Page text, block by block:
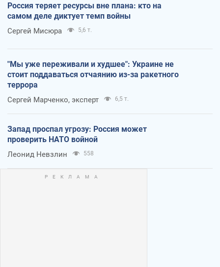
Россия теряет ресурсы вне плана: кто на
самом деле диктует темп войны
Сергей Мисюра 5,6 т.
"Мы уже переживали и худшее": Украине не
стоит поддаваться отчаянию из-за ракетного
террора
Сергей Марченко, эксперт 6,5 т.
Запад проспал угрозу: Россия может
проверить НАТО войной
Леонид Невзлин 558